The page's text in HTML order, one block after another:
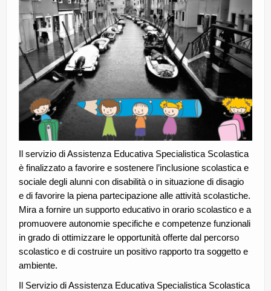
CE.RI.FORM
CONTATTI
Whistleblowing
Lavora con noi
Centro Antiviolenza “Feminas” | PLUS Sanluri –
Guspini
Il servizio di Assistenza Educativa Specialistica Scolastica
è finalizzato a favorire e sostenere l’inclusione scolastica e
sociale degli alunni con disabilità o in situazione di disagio
e di favorire la piena partecipazione alle attività scolastiche.
Mira a fornire un supporto educativo in orario scolastico e a
promuovere autonomie specifiche e competenze funzionali
in grado di ottimizzare le opportunità offerte dal percorso
scolastico e di costruire un positivo rapporto tra soggetto e
ambiente.
Il Servizio di Assistenza Educativa Specialistica Scolastica